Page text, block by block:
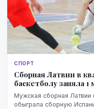
СПОРТ
Сборная Латвии в
баскетболу заняла 1
Мужская сборная Латвии
обыграла сборную